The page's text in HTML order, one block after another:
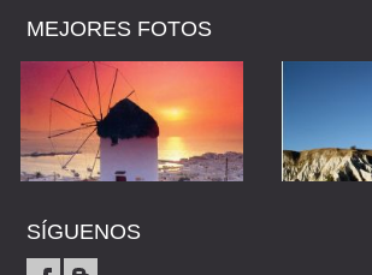
MEJORES FOTOS
SÍGUENOS